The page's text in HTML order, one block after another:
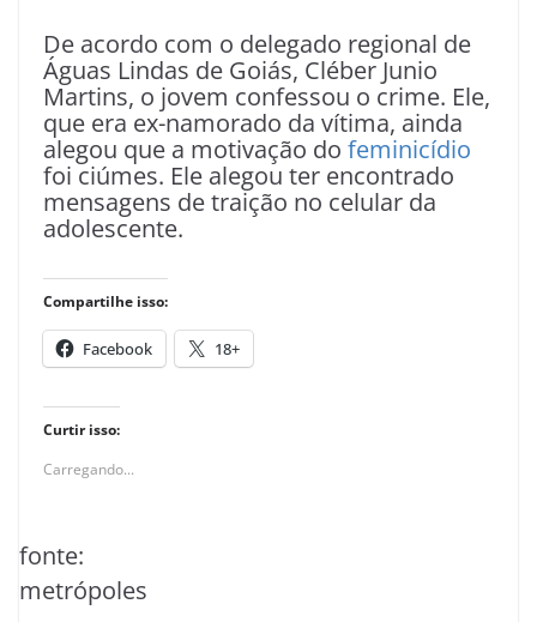
De acordo com o delegado regional de
Águas Lindas de Goiás, Cléber Junio
Martins, o jovem confessou o crime. Ele,
que era ex-namorado da vítima, ainda
alegou que a motivação do feminicídio
foi ciúmes. Ele alegou ter encontrado
mensagens de traição no celular da
adolescente.
Compartilhe isso:
Facebook 18+
Curtir isso:
Carregando...
fonte:
metrópoles